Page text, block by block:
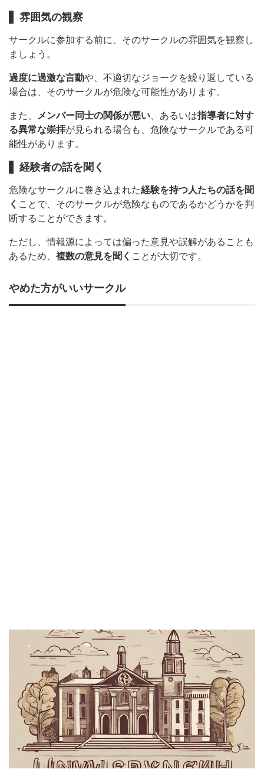
雰囲気の観察
サークルに参加する前に、そのサークルの雰囲気を観察し
ましょう。
過度に過激な言動や、不適切なジョークを繰り返している
場合は、そのサークルが危険な可能性があります。
また、 メンバー同士の関係が悪い 、あるいは指導者に対す
る異常な崇拝が見られる場合も、危険なサークルである可
能性があります。
経験者の話を聞く
危険なサークルに巻き込まれた経験を持つ人たちの話を聞
く ことで、そのサークルが危険なものであるかどうかを判
断することができます。
ただし、情報源によっては偏った意見や誤解があることも
あるため、 複数の意見を聞く ことが大切です。
やめた方がいいサークル